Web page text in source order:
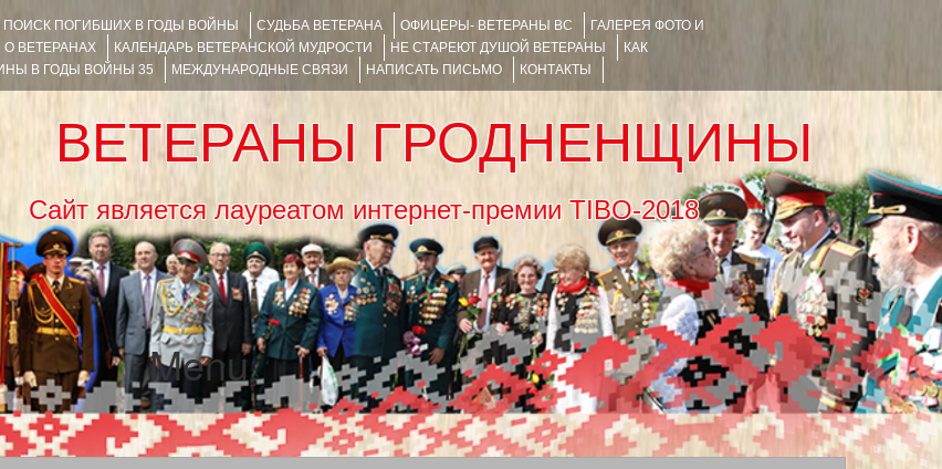
ПОИСК ПОГИБШИХ В ГОДЫ ВОЙНЫ СУДЬБА ВЕТЕРАНА ОФИЦЕРЫ- ВЕТЕРАНЫ ВС
ГАЛЕРЕЯ ФОТО И
ВЕТЕРАНАХ КАЛЕНДАРЬ ВЕТЕРАНСКОЙ МУДРОСТИ НЕ СТАРЕЮТ ДУШОЙ ВЕТЕРАНЫ
КАК
В ГОДЫ ВОЙНЫ 35 МЕЖДУНАРОДНЫЕ СВЯЗИ НАПИСАТЬ ПИСЬМО КОНТАКТЫ
ВЕТЕРАНЫ ГРОДНЕНЩИНЫ
Сайт является лауреатом интернет-премии TIBO-2018
Menu
SKIP TO CONTENT